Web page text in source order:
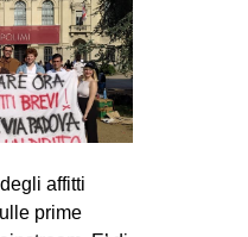
affitti
prime